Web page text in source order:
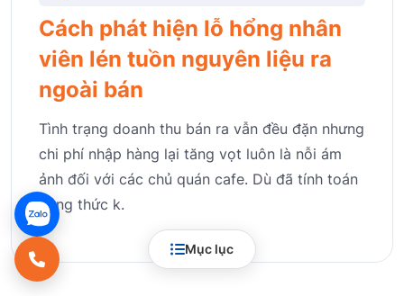
Mục lục
Cách phát hiện lỗ hổng nhân
viên lén tuồn nguyên liệu ra
ngoài bán
Tình trạng doanh thu bán ra vẫn đều đặn nhưng
chi phí nhập hàng lại tăng vọt luôn là nỗi ám
ảnh đối với các chủ quán cafe. Dù đã tính toán
công thức k.